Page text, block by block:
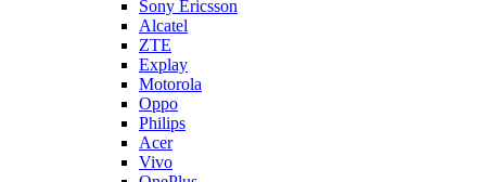
Sony Ericsson
Alcatel
ZTE
Explay
Motorola
Oppo
Philips
Acer
Vivo